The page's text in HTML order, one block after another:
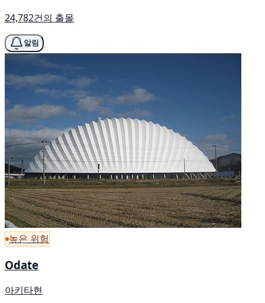
24,782건의 출몰
알림
높은 위험
Odate
아키타현